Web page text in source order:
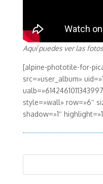
Aquí puedes ver las
[alpine-phototile-for-
src=»user_album»
style=»wall» row=»6″
shadow=»1″